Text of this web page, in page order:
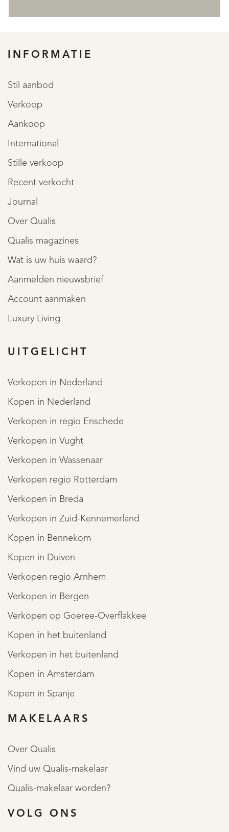
INFORMATIE
Stil aanbod
Verkoop
Aankoop
International
Stille verkoop
Recent verkocht
Journal
Over Qualis
Qualis magazines
Wat is uw huis waard?
Aanmelden nieuwsbrief
Account aanmaken
Luxury Living
UITGELICHT
Verkopen in Nederland
Kopen in Nederland
Verkopen in regio Enschede
Verkopen in Vught
Verkopen in Wassenaar
Verkopen regio Rotterdam
Verkopen in Breda
Verkopen in Zuid-Kennemerland
Kopen in Bennekom
Kopen in Duiven
Verkopen regio Arnhem
Verkopen in Bergen
Verkopen op Goeree-Overflakkee
Kopen in het buitenland
Verkopen in het buitenland
Kopen in Amsterdam
Kopen in Spanje
MAKELAARS
Over Qualis
Vind uw Qualis-makelaar
Qualis-makelaar worden?
VOLG ONS